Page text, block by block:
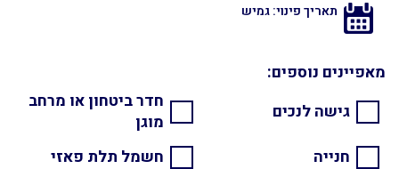
תאריך פינוי: גמיש
מאפיינים נוספים:
גישה לנכים
חדר ביטחון או מרחב
מוגן
חנייה
חשמל תלת פאזי